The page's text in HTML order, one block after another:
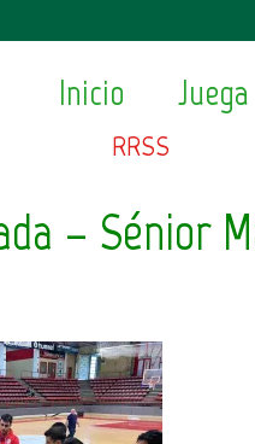
Inicio
RRSS
– Sénior